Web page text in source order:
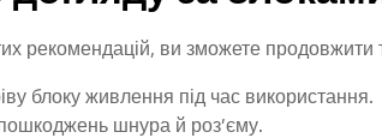
рекомендацій, ви зможете
блоку живлення під час використання.
шнура й роз’єму.